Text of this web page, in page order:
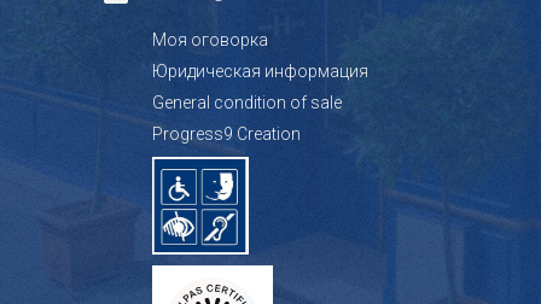
Mоя оговорка
Юридическая информация
General condition of sale
Progress9 Creation